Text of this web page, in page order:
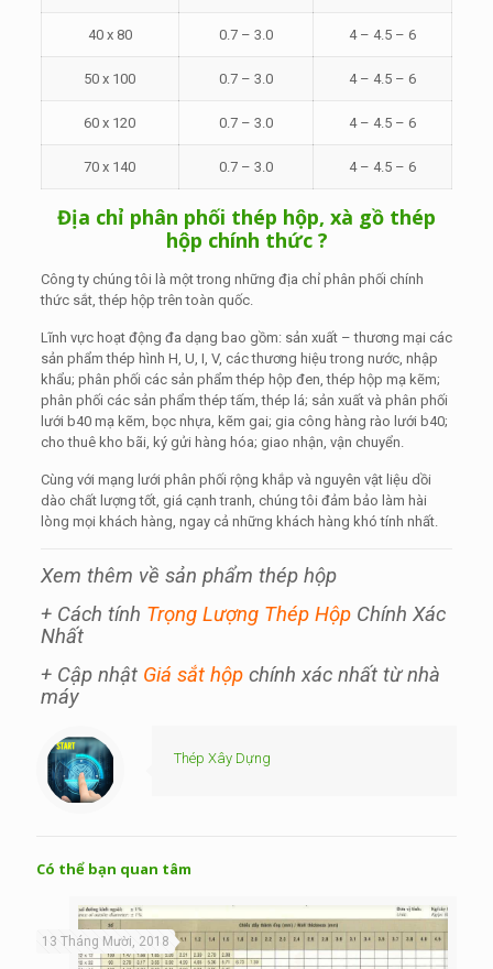
40 x 80 0.7 – 3.0 4 – 4.5 – 6
50 x 100 0.7 – 3.0 4 – 4.5 – 6
60 x 120 0.7 – 3.0 4 – 4.5 – 6
70 x 140 0.7 – 3.0 4 – 4.5 – 6
Địa chỉ phân phối thép hộp, xà gồ thép
hộp chính thức ?
Công ty chúng tôi là một trong những địa chỉ phân phối chính
thức sắt, thép hộp trên toàn quốc.
Lĩnh vực hoạt động đa dạng bao gồm: sản xuất – thương mại các
sản phẩm thép hình H, U, I, V, các thương hiệu trong nước, nhập
khẩu; phân phối các sản phẩm thép hộp đen, thép hộp mạ kẽm;
phân phối các sản phẩm thép tấm, thép lá; sản xuất và phân phối
lưới b40 mạ kẽm, bọc nhựa, kẽm gai; gia công hàng rào lưới b40;
cho thuê kho bãi, ký gửi hàng hóa; giao nhận, vận chuyển.
Cùng với mạng lưới phân phối rộng khắp và nguyên vật liệu dồi
dào chất lượng tốt, giá cạnh tranh, chúng tôi đảm bảo làm hài
lòng mọi khách hàng, ngay cả những khách hàng khó tính nhất.
Xem thêm về sản phẩm thép hộp
+ Cách tính Trọng Lượng Thép HộpChính Xác
Nhất
+ Cập nhật Giá sắt hộpchính xác nhất từ nhà
máy
Thép Xây Dựng
Có thể bạn quan tâm
13 Tháng Mười, 2018